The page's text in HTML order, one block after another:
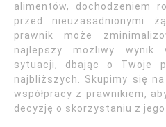
alimentów, dochodzeniem
przed nieuzasadnionymi
prawnik może
najlepszy możliwy wynik
sytuacji, dbając o Twoje
najbliższych. Skupimy się
współpracy z prawnikiem,
decyzję o skorzystaniu z jego